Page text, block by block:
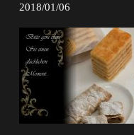
2018/01/06